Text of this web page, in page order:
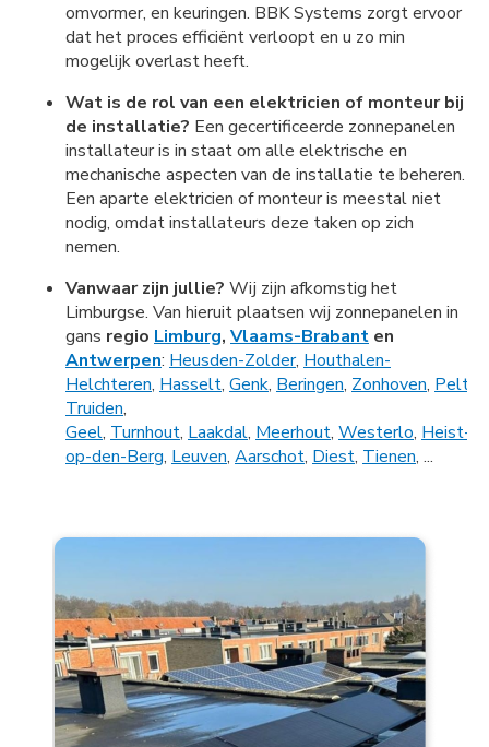
omvormer, en keuringen. BBK Systems zorgt ervoor
dat het proces efficiënt verloopt en u zo min
mogelijk overlast heeft.
Wat is de rol van een elektricien of monteur bij
de installatie? Een gecertificeerde zonnepanelen
installateur is in staat om alle elektrische en
mechanische aspecten van de installatie te beheren.
Een aparte elektricien of monteur is meestal niet
nodig, omdat installateurs deze taken op zich
nemen.
Vanwaar zijn jullie? Wij zijn afkomstig het
Limburgse. Van hieruit plaatsen wij zonnepanelen in
gans regio Limburg, Vlaams-Brabant en
Antwerpen: Heusden-Zolder, Houthalen-
Helchteren, Hasselt, Genk, Beringen, Zonhoven, Pelt
Truiden,
Geel, Turnhout, Laakdal, Meerhout, Westerlo, Heist-
op-den-Berg, Leuven, Aarschot, Diest, Tienen, ...